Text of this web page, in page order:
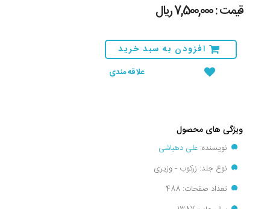
قیمت : 7,500,000 ريال
افزودن به سبد خرید
علاقه مندی
ویژگی های محصول
نویسنده: علی دهباشی
نوع جلد: زرکوب - وزیری
تعداد صفحات: 488